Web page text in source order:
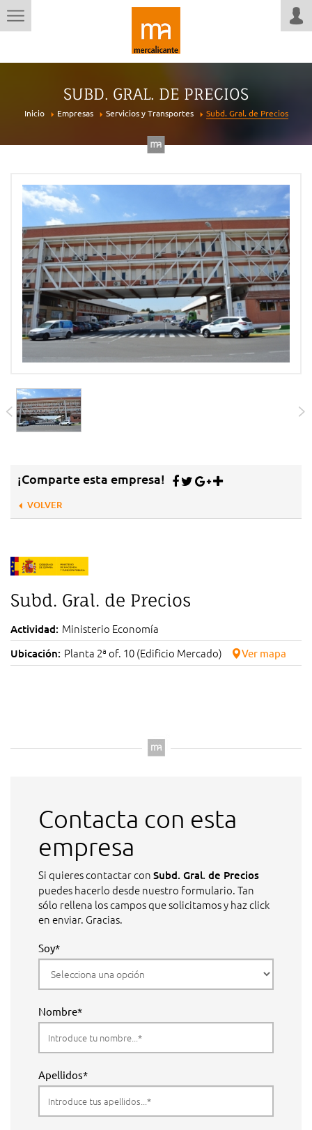
SUBD. GRAL. DE PRECIOS
Inicio Empresas Servicios y Transportes Subd. Gral. de Precios
¡Comparte esta empresa!
VOLVER
Subd. Gral. de Precios
Actividad: Ministerio Economía
Ubicación: Planta 2ª of. 10 (Edificio Mercado) Ver mapa
Contacta con esta
empresa
Si quieres contactar con Subd. Gral. de Precios
puedes hacerlo desde nuestro formulario. Tan
sólo rellena los campos que solicitamos y haz click
en enviar. Gracias.
Soy*
Nombre*
Apellidos*